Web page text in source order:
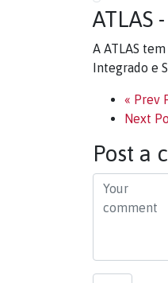
ATLAS
A ATLAS
Integrado e
« Prev
Next
Post a